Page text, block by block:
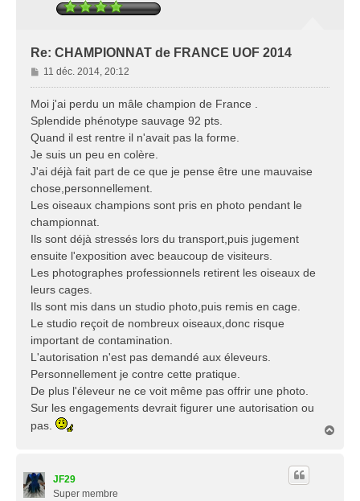
Re: CHAMPIONNAT de FRANCE UOF 2014
M
e
s
a
g
e
11 déc. 2014, 20:12
Moi j'ai perdu un mâle champion de France .
Splendide phénotype sauvage 92 pts.
Quand il est rentre il n'avait pas la forme.
Je suis un peu en colère.
J'ai déjà fait part de ce que je pense être une mauvaise
chose,personnellement.
Les oiseaux champions sont pris en photo pendant le
championnat.
Ils sont déjà stressés lors du transport,puis jugement
ensuite l'exposition avec beaucoup de visiteurs.
Les photographes professionnels retirent les oiseaux de
leurs cages.
Ils sont mis dans un studio photo,puis remis en cage.
Le studio reçoit de nombreux oiseaux,donc risque
important de contamination.
L'autorisation n'est pas demandé aux éleveurs.
Personnellement je contre cette pratique.
De plus l'éleveur ne ce voit même pas offrir une photo.
Sur les engagements devrait figurer une autorisation ou
pas.
JF29
Super membre